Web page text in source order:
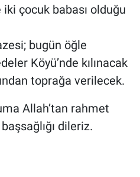
iki çocuk babası olduğu
bugün öğle
Köyü’nde kılınacak
toprağa verilecek.
Allah’tan rahmet
dileriz.